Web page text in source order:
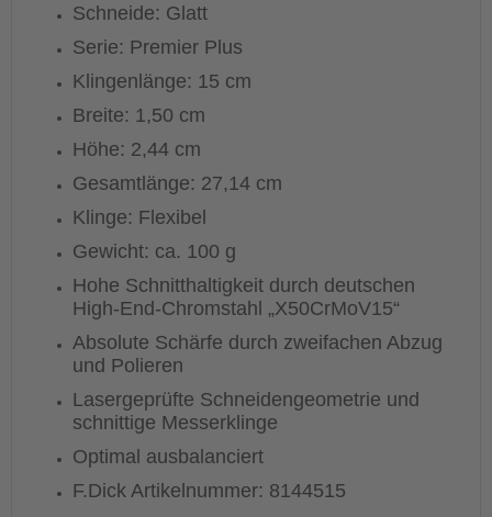
Schneide: Glatt
Serie: Premier Plus
Klingenlänge: 15 cm
Breite: 1,50 cm
Höhe: 2,44 cm
Gesamtlänge: 27,14 cm
Klinge: Flexibel
Gewicht: ca. 100 g
Hohe Schnitthaltigkeit durch deutschen
High-End-Chromstahl „X50CrMoV15“
Absolute Schärfe durch zweifachen Abzug
und Polieren
Lasergeprüfte Schneidengeometrie und
schnittige Messerklinge
Optimal ausbalanciert
F.Dick Artikelnummer: 8144515